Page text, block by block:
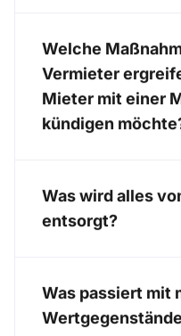
Welche
Vermieter
Mieter mit einer
kündigen
Was wird alles
entsorgt?
Was passiert mit